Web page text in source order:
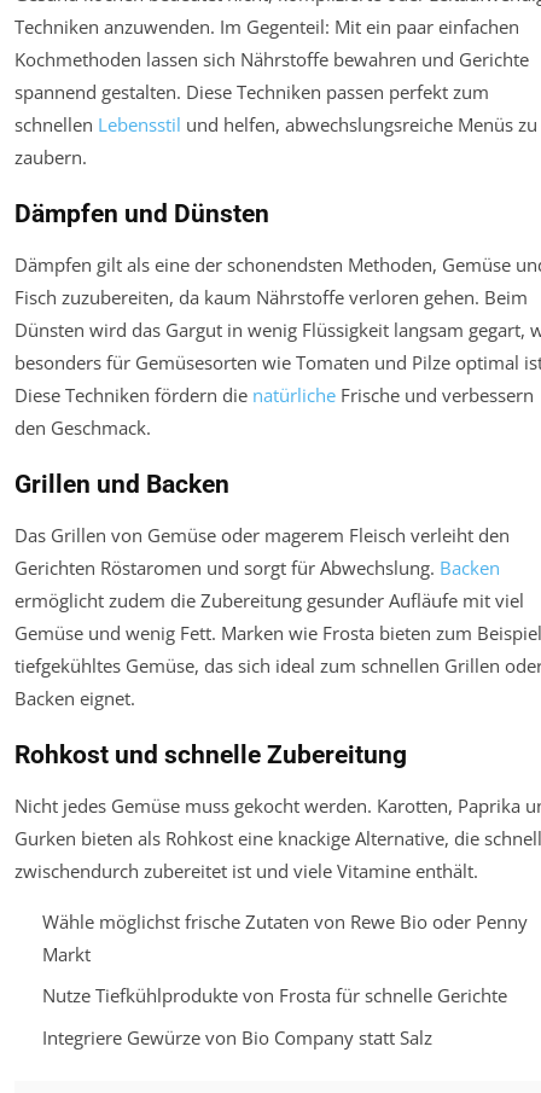
Techniken anzuwenden. Im Gegenteil: Mit ein paar einfachen
Kochmethoden lassen sich Nährstoffe bewahren und Gerichte
spannend gestalten. Diese Techniken passen perfekt zum
schnellen Lebensstil und helfen, abwechslungsreiche Menüs zu
zaubern.
Dämpfen und Dünsten
Dämpfen gilt als eine der schonendsten Methoden, Gemüse
Fisch zuzubereiten, da kaum Nährstoffe verloren gehen. Beim
Dünsten wird das Gargut in wenig Flüssigkeit langsam gegart,
besonders für Gemüsesorten wie Tomaten und Pilze optimal
Diese Techniken fördern die natürliche Frische und verbessern
den Geschmack.
Grillen und Backen
Das Grillen von Gemüse oder magerem Fleisch verleiht den
Gerichten Röstaromen und sorgt für Abwechslung. Backen
ermöglicht zudem die Zubereitung gesunder Aufläufe mit viel
Gemüse und wenig Fett. Marken wie Frosta bieten zum Beispiel
tiefgekühltes Gemüse, das sich ideal zum schnellen Grillen
Backen eignet.
Rohkost und schnelle Zubereitung
Nicht jedes Gemüse muss gekocht werden. Karotten, Paprika
Gurken bieten als Rohkost eine knackige Alternative, die schnell
zwischendurch zubereitet ist und viele Vitamine enthält.
Wähle möglichst frische Zutaten von Rewe Bio oder Penny
Markt
Nutze Tiefkühlprodukte von Frosta für schnelle Gerichte
Integriere Gewürze von Bio Company statt Salz